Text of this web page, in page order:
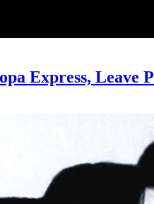
Express, Leave